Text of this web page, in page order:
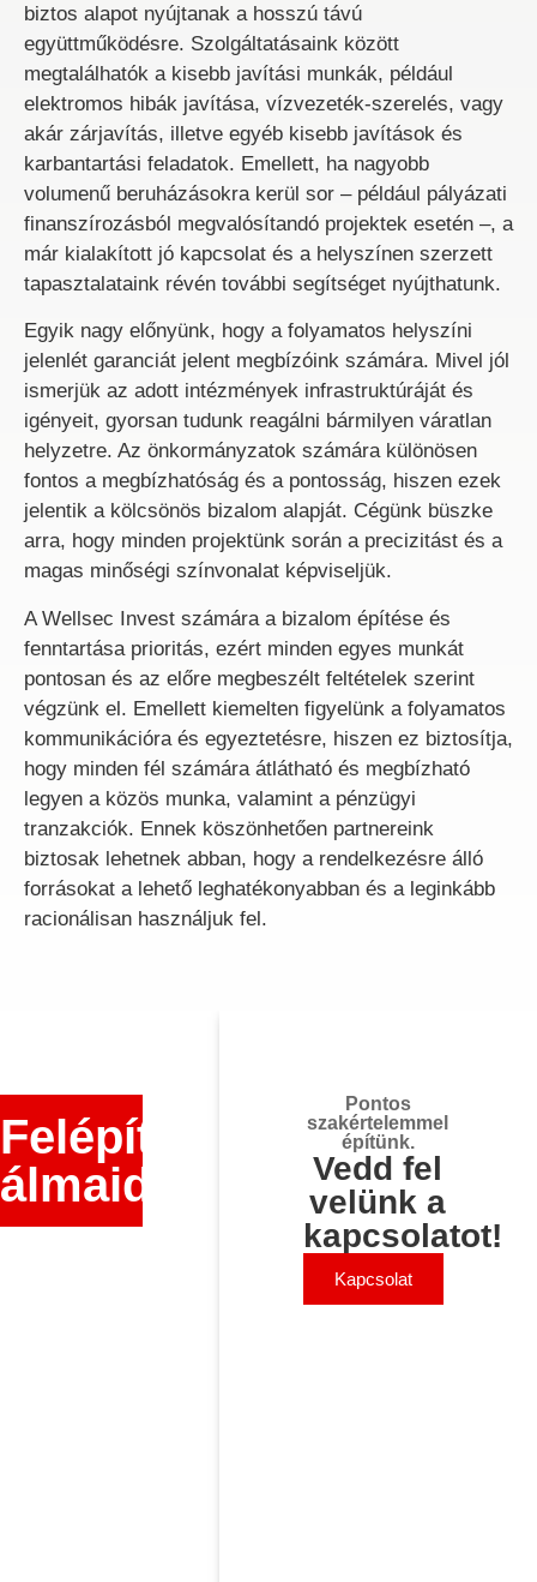
biztos alapot nyújtanak a hosszú távú
együttműködésre. Szolgáltatásaink között
megtalálhatók a kisebb javítási munkák, például
elektromos hibák javítása, vízvezeték-szerelés, vagy
akár zárjavítás, illetve egyéb kisebb javítások és
karbantartási feladatok. Emellett, ha nagyobb
volumenű beruházásokra kerül sor – például pályázati
finanszírozásból megvalósítandó projektek esetén –, a
már kialakított jó kapcsolat és a helyszínen szerzett
tapasztalataink révén további segítséget nyújthatunk.
Egyik nagy előnyünk, hogy a folyamatos helyszíni
jelenlét garanciát jelent megbízóink számára. Mivel jól
ismerjük az adott intézmények infrastruktúráját és
igényeit, gyorsan tudunk reagálni bármilyen váratlan
helyzetre. Az önkormányzatok számára különösen
fontos a megbízhatóság és a pontosság, hiszen ezek
jelentik a kölcsönös bizalom alapját. Cégünk büszke
arra, hogy minden projektünk során a precizitást és a
magas minőségi színvonalat képviseljük.
A Wellsec Invest számára a bizalom építése és
fenntartása prioritás, ezért minden egyes munkát
pontosan és az előre megbeszélt feltételek szerint
végzünk el. Emellett kiemelten figyelünk a folyamatos
kommunikációra és egyeztetésre, hiszen ez biztosítja,
hogy minden fél számára átlátható és megbízható
legyen a közös munka, valamint a pénzügyi
tranzakciók. Ennek köszönhetően partnereink
biztosak lehetnek abban, hogy a rendelkezésre álló
forrásokat a lehető leghatékonyabban és a leginkább
racionálisan használjuk fel.
Felépítjük
álmaidat!
Pontos
szakértelemmel
építünk.
Vedd fel
velünk a
kapcsolatot!
Kapcsolat